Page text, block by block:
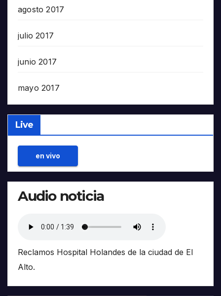
agosto 2017
julio 2017
junio 2017
mayo 2017
Live
en vivo
Audio noticia
Reclamos Hospital Holandes de la ciudad de El
Alto.